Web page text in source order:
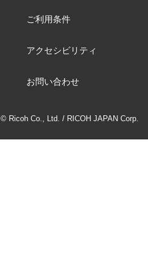
ご利用条件
アクセシビリティ
お問い合わせ
© Ricoh Co., Ltd. / RICOH JAPAN Corp.